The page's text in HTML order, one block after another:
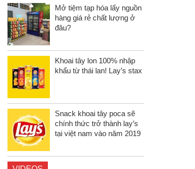
Mở tiệm tạp hóa lấy nguồn
hàng giá rẻ chất lượng ở
đâu?
Khoai tây lon 100% nhập
khẩu từ thái lan! Lay’s stax
Snack khoai tây poca sẽ
chính thức trở thành lay’s
tại việt nam vào năm 2019